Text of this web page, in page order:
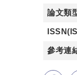
論文類
參考連